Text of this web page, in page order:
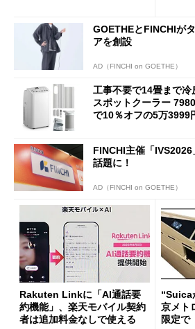
GOETHEとFINCHIが
アを創設
AD（FINCHI on GOETHE）
工事不要で14畳まで
スポットクーラー
で10％オフの5万3999
FINCHI主催「
話題に！
AD（FINCHI on GOETHE）
Rakuten Linkに「AI通話要
約機能」、楽天モバイル契約
者は追加料金なしで使える
“Suica
京メト
限定で